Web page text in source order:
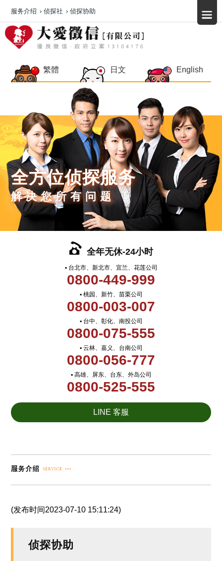
繁體 日文 English
全方位侦探服务
解决您所有问题
全年无休-24小时
▪ 台北市、新北市、宜兰、花莲公司
0800-449-999
▪ 桃园、新竹、苗栗公司
0800-003-007
▪ 台中、彰化、南投公司
0800-075-555
▪ 云林、嘉义、台南公司
0800-056-777
▪ 高雄、屏东、台东、外岛公司
0800-525-555
LINE 客服
服务介绍 › 侦探社 › 侦探协助
(发布时间2023-07-10 15:11:24)
侦探协助